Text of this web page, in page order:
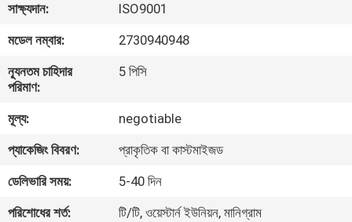
সম্পর্কে
কারখানা
মান
নিয়ন্ত্রণ
সাক্ষ্যদান:
ISO9001
মডেল নম্বার:
2730940948
ন্যূনতম চাহিদার
পরিমাণ:
5 পিসি
মূল্য:
negotiable
প্যাকেজিং বিবরণ:
প্রাকৃতিক বা কাস্টমাইজড
ডেলিভারি সময়:
5-40 দিন
পরিশোধের শর্ত:
টি/টি, ওয়েস্টার্ন ইউনিয়ন, মানিগ্রাম